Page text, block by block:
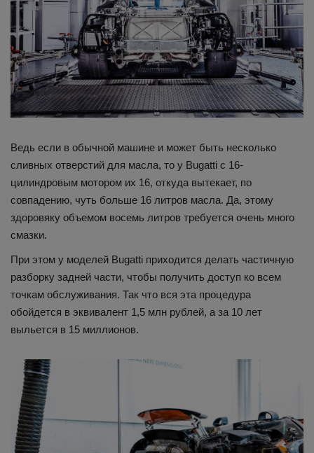
Ведь если в обычной машине и может быть несколько
сливных отверстий для масла, то у Bugatti с 16-
цилиндровым мотором их 16, откуда вытекает, по
совпадению, чуть больше 16 литров масла. Да, этому
здоровяку объемом восемь литров требуется очень много
смазки.
При этом у моделей Bugatti приходится делать частичную
разборку задней части, чтобы получить доступ ко всем
точкам обслуживания. Так что вся эта процедура
обойдется в эквивалент 1,5 млн рублей, а за 10 лет
выльется в 15 миллионов.